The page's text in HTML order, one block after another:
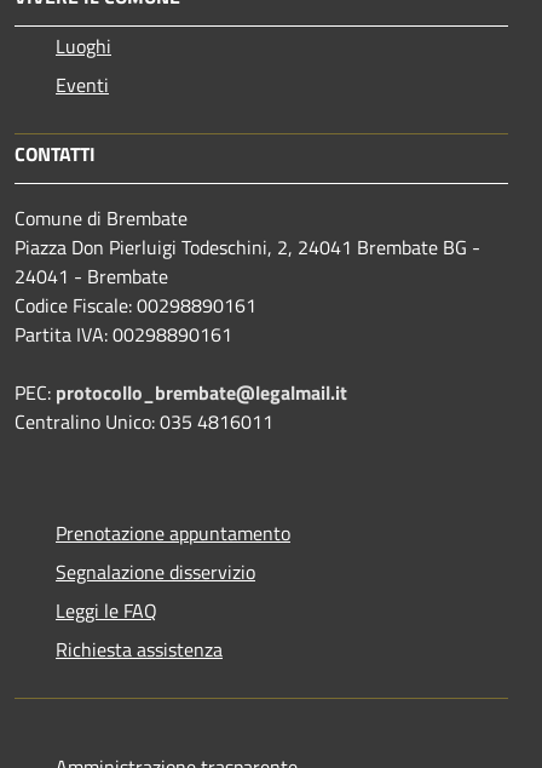
Luoghi
Eventi
CONTATTI
Comune di Brembate
Piazza Don Pierluigi Todeschini, 2, 24041 Brembate BG -
24041 - Brembate
Codice Fiscale: 00298890161
Partita IVA: 00298890161
PEC: protocollo_brembate@legalmail.it
Centralino Unico: 035 4816011
Prenotazione appuntamento
Segnalazione disservizio
Leggi le FAQ
Richiesta assistenza